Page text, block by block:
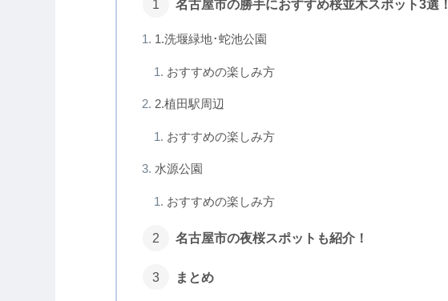
名古屋市の勝手におすすめ桜並木スポット3選！
1.洗堰緑地･蛇池公園
おすすめの楽しみ方
2.植田駅周辺
おすすめの楽しみ方
水源公園
おすすめの楽しみ方
名古屋市の夜桜スポットも紹介！
まとめ